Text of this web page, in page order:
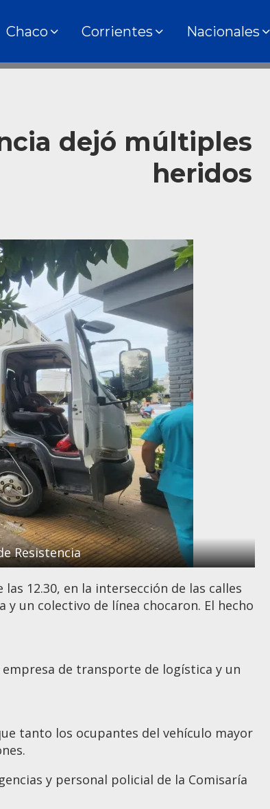
Chaco Corrientes Nacionales
dejó múltiples
heridos
Resistencia
12.30, en la intersección de las calles
un colectivo de línea chocaron. El hecho
de transporte de logística y un
tanto los ocupantes del vehículo mayor
y personal policial de la Comisaría